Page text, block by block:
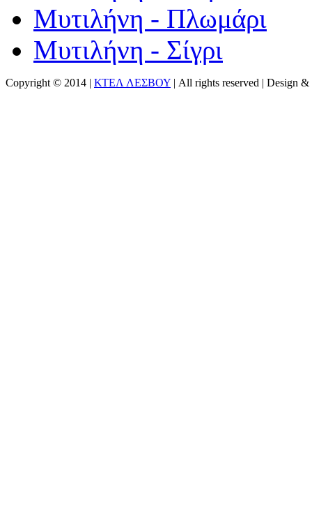
Μυτιλήνη - Πλωμάρι
Μυτιλήνη - Σίγρι
Copyright © 2014 | ΚΤΕΛ ΛΕΣΒΟΥ | All rights reserved | Design &